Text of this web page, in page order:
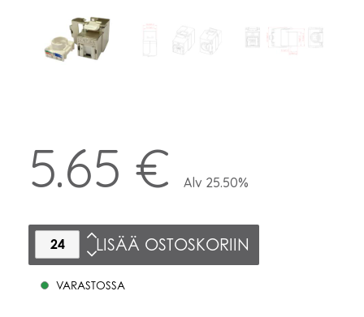
5.65 € Alv 25.50%
LISÄÄ OSTOSKORIIN
VARASTOSSA